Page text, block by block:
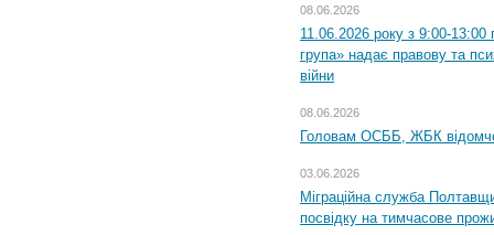
08.06.2026
11.06.2026 року з 9:00-13:00
група» надає правову та
війни
08.06.2026
Головам ОСББ, ЖБК
03.06.2026
Міграційна служба
посвідку на тимчасове